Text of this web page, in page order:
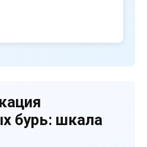
бурь: шкала